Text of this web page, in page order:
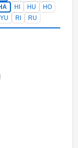
HI HU
HO
YU RI RU